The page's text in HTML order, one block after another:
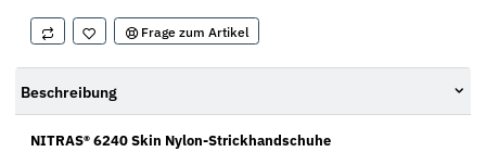
Frage zum Artikel
Beschreibung
NITRAS® 6240 Skin Nylon-Strickhandschuhe